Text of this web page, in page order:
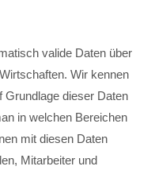
valide Daten über
Wir kennen
Grundlage dieser Daten
in welchen Bereichen
mit diesen Daten
Mitarbeiter und